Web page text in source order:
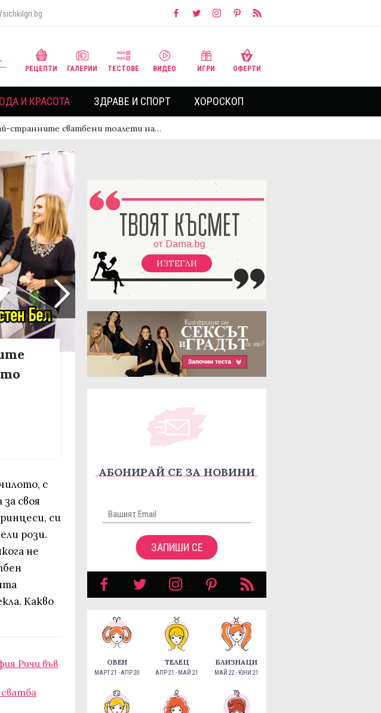
РЕЦЕПТИ ГАЛЕРИИ ТЕСТОВЕ ВИДЕО ИГРИ ОФЕРТИ
И КРАСОТА ЗДРАВЕ И СПОРТ ХОРОСКОП
странните сватбени тоалети на…
с
своя
си
рози.
не
Какво
Ричи във
ИЗТЕГЛИ
АБОНИРАЙ СЕ ЗА НОВИНИ
ЗАПИШИ СЕ
ОВЕН
МАРТ 21 - АПР 20
ТЕЛЕЦ
АПР 21 - МАЙ 21
БЛИЗНАЦИ
МАЙ 22 - ЮНИ 21